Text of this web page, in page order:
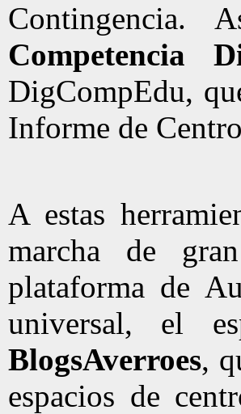
Contingencia.
Competencia
DigCompEdu,
Informe de
A estas
marcha de
plataforma de
universal, el
BlogsAverroes,
espacios de